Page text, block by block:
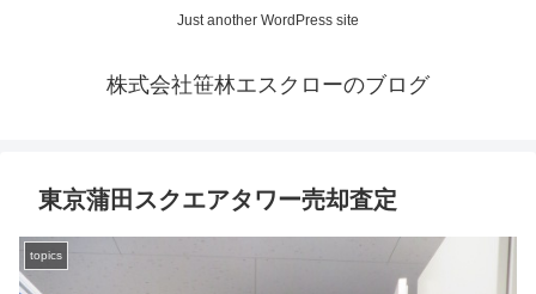
Just another WordPress site
株式会社笹林エスクローのブログ
東京蒲田スクエアタワー売却査定
topics